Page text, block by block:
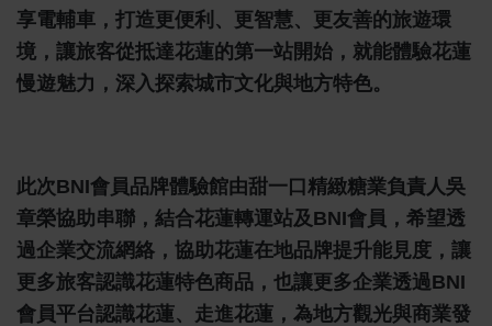
享電輔車，打造更便利、更智慧、更友善的旅遊環
境，讓旅客從抵達花蓮的第一站開始，就能體驗花蓮
慢遊魅力，深入探索城市文化與地方特色。
此次BNI會員品牌體驗館由甜一口精緻糖業負責人吳
章榮協助串聯，結合花蓮轉運站及BNI會員，希望透
過企業交流網絡，協助花蓮在地品牌提升能見度，讓
更多旅客認識花蓮特色商品，也讓更多企業透過BNI
會員平台認識花蓮、走進花蓮，為地方觀光與商業發